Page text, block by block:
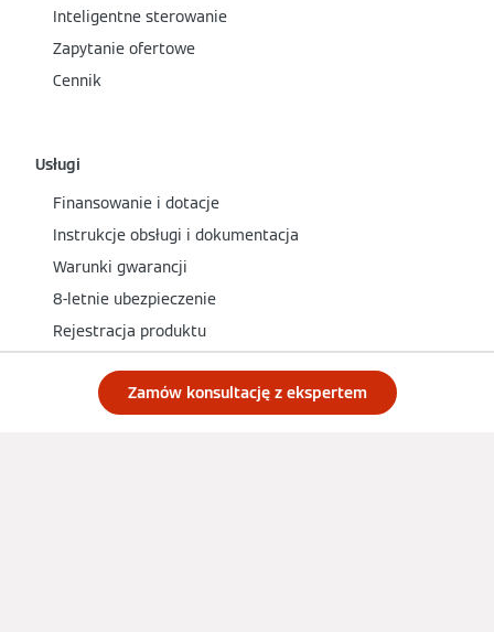
Zamów konsultację z ekspertem
Inteligentne sterowanie
Zapytanie ofertowe
Cennik
Usługi
Finansowanie i dotacje
Instrukcje obsługi i dokumentacja
Warunki gwarancji
8-letnie ubezpieczenie
Rejestracja produktu